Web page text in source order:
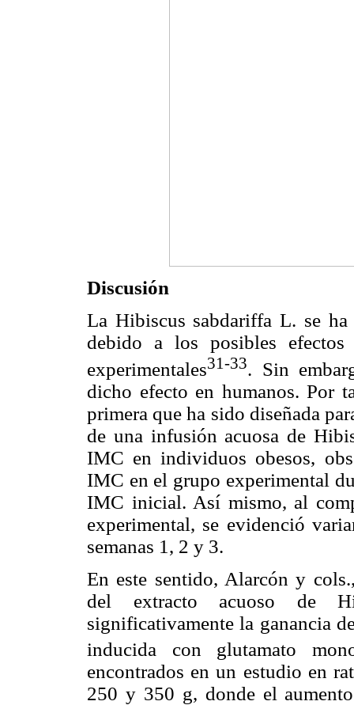
Discusión
La Hibiscus sabdariffa L. se
debido a los posibles efectos
experimentales31-33. Sin
dicho efecto en humanos. Por
primera que ha sido diseñada
de una infusión acuosa de
IMC en individuos obesos,
IMC en el grupo experimental
IMC inicial. Así mismo, al
experimental, se evidenció
semanas 1, 2 y 3.
En este sentido, Alarcón y
del extracto acuoso de
significativamente la ganancia
inducida con glutamato
encontrados en un estudio en
250 y 350 g, donde el